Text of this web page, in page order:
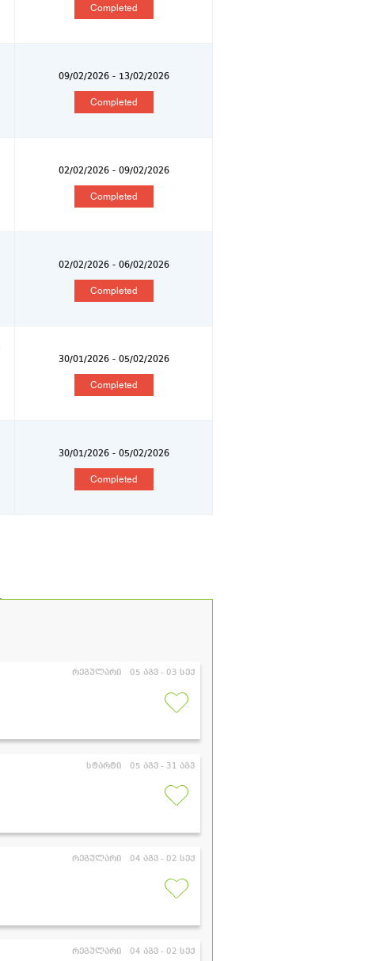
Completed
09/02/2026 - 13/02/2026
Completed
02/02/2026 - 09/02/2026
Completed
02/02/2026 - 06/02/2026
Completed
30/01/2026 - 05/02/2026
Completed
30/01/2026 - 05/02/2026
Completed